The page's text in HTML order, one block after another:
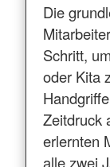
Die
Schritt,
oder Kita
Zeitdruck
erlernten
alle zwei